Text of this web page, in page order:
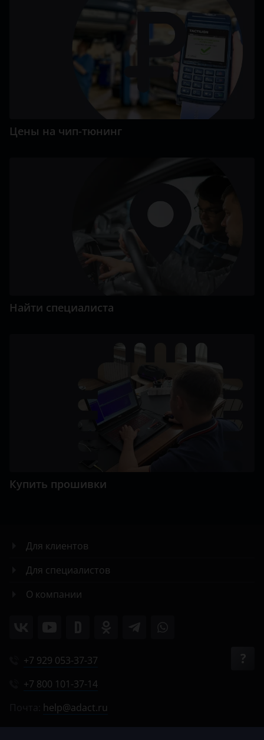
Цены на чип-тюнинг
Найти специалиста
Купить прошивки
Для клиентов
Для специалистов
О компании
+7 929 053-37-37
+7 800 101-37-14
help@adact.ru